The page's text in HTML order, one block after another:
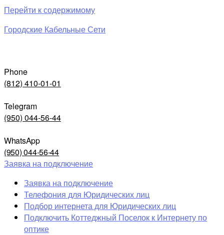
Перейти к содержимому
Городские Кабельные Сети
Phone
(812) 410-01-01
Telegram
(950) 044-56-44
WhatsApp
(950) 044-56-44
Заявка на подключение
Заявка на подключение
Телефония для Юридических лиц
Подбор интернета для Юридических лиц
Подключить Коттеджный Поселок к Интернету по
оптике